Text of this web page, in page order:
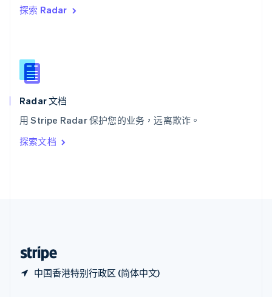
探索 Radar
Radar 文档
用 Stripe Radar 保护您的业务，远离欺诈。
探索文档
中国香港特别行政区 (简体中文)
西班牙
新西兰
English
匈牙利
English
ItalianoEnglish
印度
English